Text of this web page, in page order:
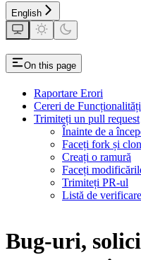
English
On this page
Raportare Erori
Cereri de Funcționalități
Trimiteți un pull request
Înainte de a
Faceți fork și
Creați o ramură
Faceți
Trimiteți PR-ul
Listă de
Bug-uri,